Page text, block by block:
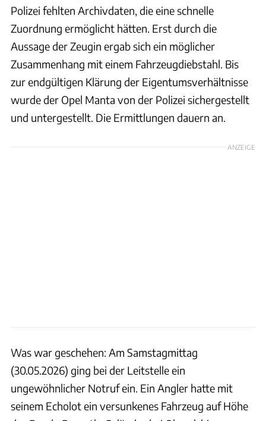
Polizei fehlten Archivdaten, die eine schnelle
Zuordnung ermöglicht hätten. Erst durch die
Aussage der Zeugin ergab sich ein möglicher
Zusammenhang mit einem Fahrzeugdiebstahl. Bis
zur endgültigen Klärung der Eigentumsverhältnisse
wurde der Opel Manta von der Polizei sichergestellt
und untergestellt. Die Ermittlungen dauern an.
ANZEIGE
Was war geschehen: Am Samstagmittag
(30.05.2026) ging bei der Leitstelle ein
ungewöhnlicher Notruf ein. Ein Angler hatte mit
seinem Echolot ein versunkenes Fahrzeug auf Höhe